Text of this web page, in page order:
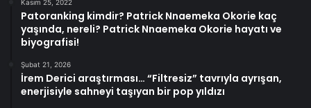
Kasım 25, 2022
Patoranking kimdir? Patrick Nnaemeka Okorie kaç
yaşında, nereli? Patrick Nnaemeka Okorie hayatı ve
biyografisi!
Şubat 21, 2026
İrem Derici araştırması… “Filtresiz” tavrıyla ayrışan,
enerjisiyle sahneyi taşıyan bir pop yıldızı